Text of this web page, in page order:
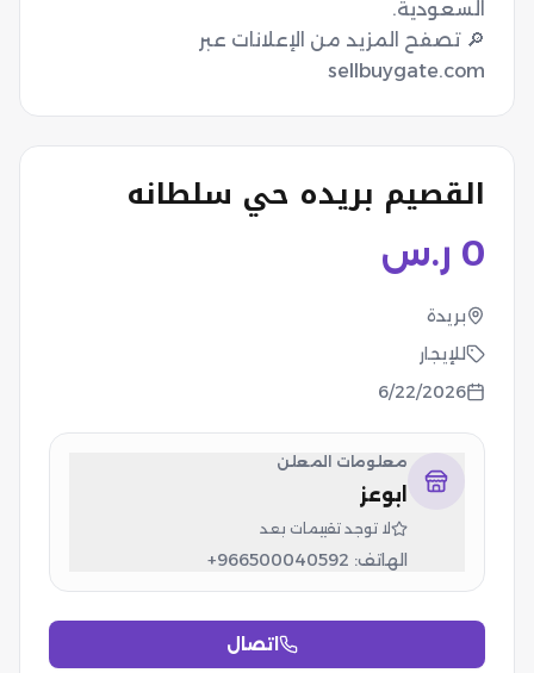
🔎 تصفح المزيد من الإعلانات عبر
sellbuygate.com
القصيم بريده حي سلطانه
0 ر.س
بريدة
للإيجار
6/22/2026
معلومات المعلن
ابوعز
لا توجد تقييمات بعد
الهاتف: +966500040592
اتصال